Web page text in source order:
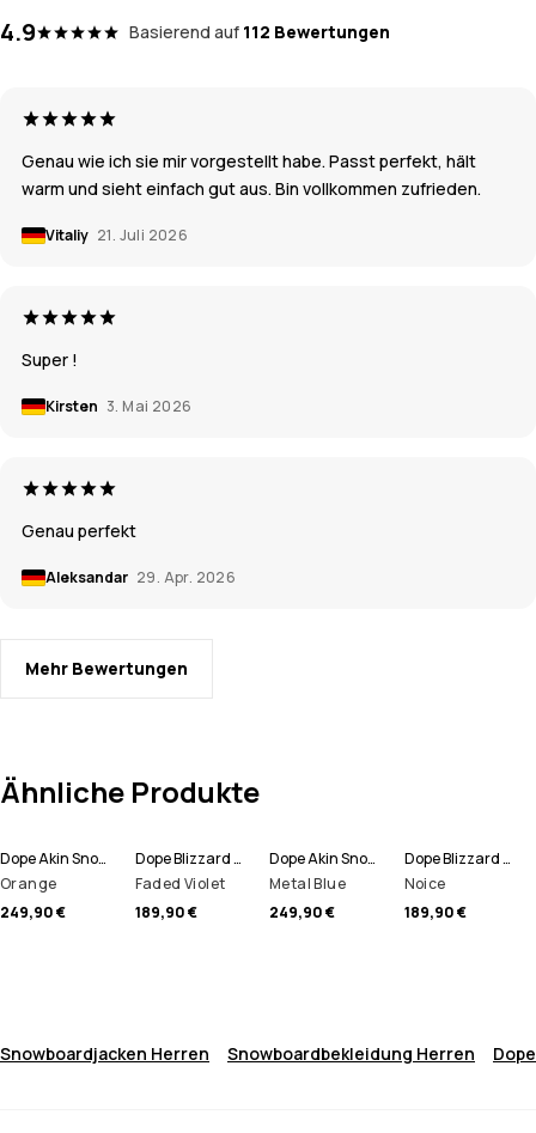
4.9 Basierend auf 112 Bewertungen
Genau wie ich sie mir vorgestellt habe. Passt perfekt, hält
warm und sieht einfach gut aus. Bin vollkommen zufrieden.
Vitaliy 21. Juli 2026
Super !
Kirsten 3. Mai 2026
Genau perfekt
Aleksandar 29. Apr. 2026
Mehr Bewertungen
Ähnliche Produkte
Dope Akin Snowboardjacke Herren
Orange
249,90 €
Dope Blizzard Snowboardjacke Herren
Faded Violet
189,90 €
Dope Akin Snowboardjacke Herren
Metal Blue
249,90 €
Dope Blizzard Snowboardjacke Herren
Noice
189,90 €
Snowboardjacken Herren Snowboardbekleidung Herren Dope